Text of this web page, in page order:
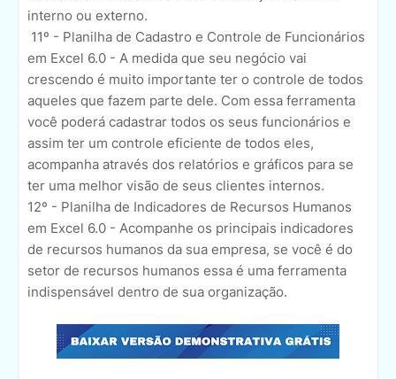
interno ou externo.
11º - Planilha de Cadastro e Controle de Funcionários
em Excel 6.0 - A medida que seu negócio vai
crescendo é muito importante ter o controle de todos
aqueles que fazem parte dele. Com essa ferramenta
você poderá cadastrar todos os seus funcionários e
assim ter um controle eficiente de todos eles,
acompanha através dos relatórios e gráficos para se
ter uma melhor visão de seus clientes internos.
12º - Planilha de Indicadores de Recursos Humanos
em Excel 6.0 - Acompanhe os principais indicadores
de recursos humanos da sua empresa, se você é do
setor de recursos humanos essa é uma ferramenta
indispensável dentro de sua organização.